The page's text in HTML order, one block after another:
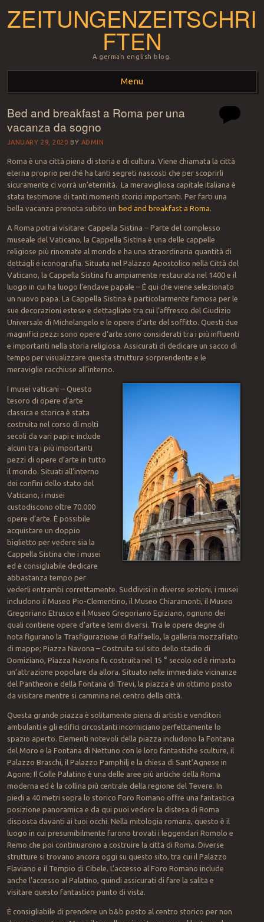
ZEITUNGENZEITSCHRI
FTEN
A german english blog.
Menu
Skip to content
Bed and breakfast a Roma per una
vacanza da sogno
JANUARY 29, 2020 BY ADMIN
Roma è una città piena di storia e di cultura. Viene chiamata la città
eterna proprio perché ha tanti segreti nascosti che per scoprirli
sicuramente ci vorrà un’eternità. La meravigliosa capitale italiana è
stata testimone di tanti momenti storici importanti. Per farti una
bella vacanza prenota subito un bed and breakfast a Roma
A Roma potrai visitare: Cappella Sistina – Parte del complesso
museale del Vaticano, la Cappella Sistina è una delle cappelle
religiose più rinomate al mondo e ha una straordinaria quantità di
dettagli e iconografia. Situata nel Palazzo Apostolico nella Città del
Vaticano, la Cappella Sistina fu ampiamente restaurata nel 1400 e il
luogo in cui ha luogo l’enclave papale – È qui che viene selezionato
un nuovo papa. La Cappella Sistina è particolarmente famosa per le
sue decorazioni estese e dettagliate tra cui l’affresco del Giudizio
Universale di Michelangelo e le opere d’arte del soffitto. Questi due
magnifici pezzi sono opere d’arte sono considerati tra i più influenti
e importanti nella storia religiosa. Assicurati di dedicare un sacco di
tempo per visualizzare questa struttura sorprendente e le
meraviglie racchiuse all’interno.
I musei vaticani – Questo
tesoro di opere d’arte
classica e storica è stata
costruita nel corso di molti
secoli da vari papi e include
alcuni tra i più importanti
pezzi di opere d’arte in tutto
il mondo. Situati all’interno
dei confini dello stato del
Vaticano, i musei
custodiscono oltre 70.000
opere d’arte. È possibile
acquistare un doppio
biglietto per vedere sia la
Cappella Sistina che i musei
ed è consigliabile dedicare
abbastanza tempo per
vederli entrambi correttamente. Suddivisi in diverse sezioni, i musei
includono il Museo Pio-Clementino, il Museo Chiaramonti, il Museo
Gregoriano Etrusco e il Museo Gregoriano Egiziano, ognuno dei
quali contiene opere d’arte e temi diversi. Tra le opere degne di
nota figurano la Trasfigurazione di Raffaello, la galleria mozzafiato
di mappe; Piazza Navona – Costruita sul sito dello stadio di
Domiziano, Piazza Navona fu costruita nel 15 ° secolo ed è rimasta
un’attrazione popolare da allora. Situato nelle immediate vicinanze
del Pantheon e della Fontana di Trevi, la piazza è un ottimo posto
da visitare mentre si cammina nel centro della città.
Questa grande piazza è solitamente piena di artisti e venditori
ambulanti e gli edifici circostanti incorniciano perfettamente lo
spazio aperto. Elementi notevoli della piazza includono la Fontana
del Moro e la Fontana di Nettuno con le loro fantastiche sculture, il
Palazzo Braschi, il Palazzo Pamphilj e la chiesa di Sant’Agnese in
Agone; Il Colle Palatino è una delle aree più antiche della Roma
moderna ed è la collina più centrale della regione del Tevere. In
piedi a 40 metri sopra lo storico Foro Romano offre una fantastica
posizione panoramica e da qui puoi vedere la distesa di Roma
disposta davanti ai tuoi occhi. Nella mitologia romana, questo è il
luogo in cui presumibilmente furono trovati i leggendari Romolo e
Remo che poi continuarono a costruire la città di Roma. Diverse
strutture si trovano ancora oggi su questo sito, tra cui il Palazzo
Flaviano e il Tempio di Cibele. L’accesso al Foro Romano include
anche l’accesso al Palatino, quindi assicurati di fare la salita e
visitare questo fantastico punto di vista.
È consigliabile di prendere un b&b posto al centro storico per non